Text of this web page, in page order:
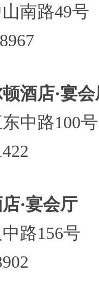
南路49号
酒店·宴会
中路100号
·宴会厅
路156号